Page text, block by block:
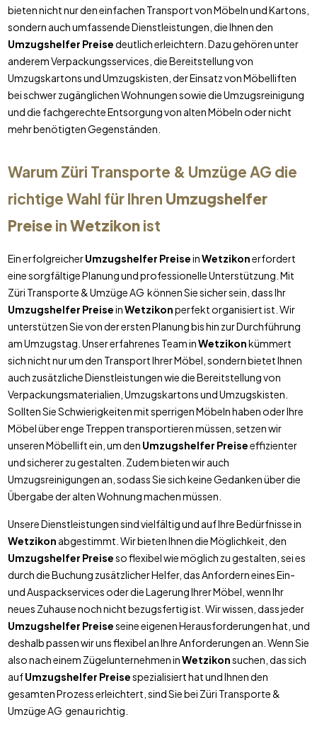
bieten nicht nur den einfachen Transport von Möbeln und Kartons,
sondern auch umfassende Dienstleistungen, die Ihnen den
Umzugshelfer Preisedeutlich erleichtern. Dazu gehören unter
anderem Verpackungsservices, die Bereitstellung von
Umzugskartons und Umzugskisten, der Einsatz von Möbelliften
bei schwer zugänglichen Wohnungen sowie die Umzugsreinigung
und die fachgerechte Entsorgung von alten Möbeln oder nicht
mehr benötigten Gegenständen.
Warum Züri Transporte & Umzüge AG die
richtige Wahl für Ihren Umzugshelfer
PreiseinWetzikonist
Ein erfolgreicherUmzugshelfer PreiseinWetzikonerfordert
eine sorgfältige Planung und professionelle Unterstützung. Mit
Züri Transporte & Umzüge AG können Sie sicher sein, dass Ihr
Umzugshelfer PreiseinWetzikonperfekt organisiert ist. Wir
unterstützen Sie von der ersten Planung bis hin zur Durchführung
am Umzugstag. Unser erfahrenes Team inWetzikonkümmert
sich nicht nur um den Transport Ihrer Möbel, sondern bietet Ihnen
auch zusätzliche Dienstleistungen wie die Bereitstellung von
Verpackungsmaterialien, Umzugskartons und Umzugskisten.
Sollten Sie Schwierigkeiten mit sperrigen Möbeln haben oder Ihre
Möbel über enge Treppen transportieren müssen, setzen wir
unseren Möbellift ein, um den Umzugshelfer Preiseeffizienter
und sicherer zu gestalten. Zudem bieten wir auch
Umzugsreinigungen an, sodass Sie sich keine Gedanken über die
Übergabe der alten Wohnung machen müssen.
Unsere Dienstleistungen sind vielfältig und auf Ihre Bedürfnisse in
Wetzikon abgestimmt. Wir bieten Ihnen die Möglichkeit, den
Umzugshelfer Preiseso flexibel wie möglich zu gestalten, sei es
durch die Buchung zusätzlicher Helfer, das Anfordern eines Ein-
und Auspackservices oder die Lagerung Ihrer Möbel, wenn Ihr
neues Zuhause noch nicht bezugsfertig ist. Wir wissen, dass jeder
Umzugshelfer Preiseseine eigenen Herausforderungen hat, und
deshalb passen wir uns flexibel an Ihre Anforderungen an. Wenn Sie
also nach einem Zügelunternehmen inWetzikonsuchen, das sich
aufUmzugshelfer Preisespezialisiert hat und Ihnen den
gesamten Prozess erleichtert, sind Sie bei Züri Transporte &
Umzüge AG genau richtig.